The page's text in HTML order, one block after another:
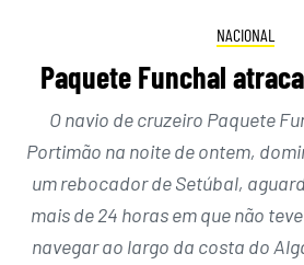
NACIONAL
Paquete Funchal
O navio de cruzeiro Paquete
Portimão na noite de ontem,
um rebocador de Setúbal,
mais de 24 horas em que não
navegar ao largo da costa do